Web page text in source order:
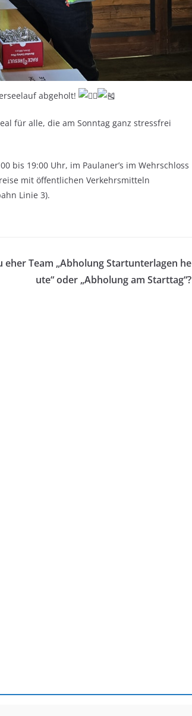
abgeholt!
für alle, die am Sonntag ganz stressfrei
bis 19:00 Uhr, im Paulaner’s im Wehrschloss
mit öffentlichen Verkehrsmitteln
Linie 3).
eher Team „Abholung Startunterlagen he
ute“ oder „Abholung am Starttag“?